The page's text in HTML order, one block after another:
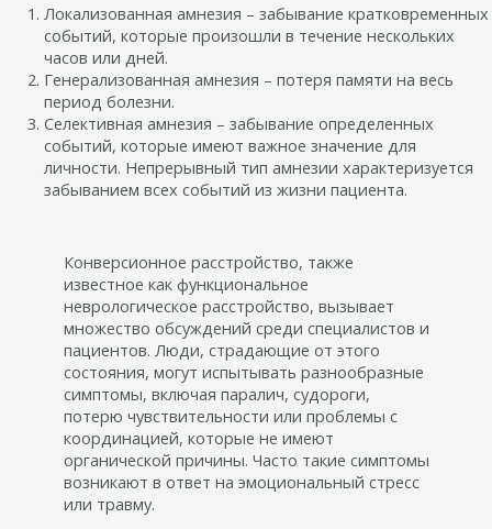
Локализованная амнезия – забывание кратковременных
событий, которые произошли в течение нескольких
часов или дней.
Генерализованная амнезия – потеря памяти на весь
период болезни.
Селективная амнезия – забывание определенных
событий, которые имеют важное значение для
личности. Непрерывный тип амнезии характеризуется
забыванием всех событий из жизни пациента.
Конверсионное расстройство, также
известное как функциональное
неврологическое расстройство, вызывает
множество обсуждений среди специалистов и
пациентов. Люди, страдающие от этого
состояния, могут испытывать разнообразные
симптомы, включая паралич, судороги,
потерю чувствительности или проблемы с
координацией, которые не имеют
органической причины. Часто такие симптомы
возникают в ответ на эмоциональный стресс
или травму.